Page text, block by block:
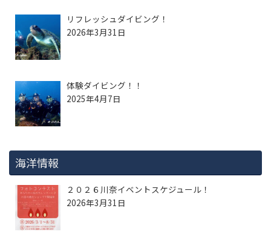
リフレッシュダイビング！
2026年3月31日
体験ダイビング！！
2025年4月7日
海洋情報
２０２６川奈イベントスケジュール！
2026年3月31日